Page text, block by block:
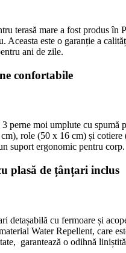
terasă mare a fost produs în
Aceasta este o garanție a
ani de zile.
confortabile
perne moi umplute cu spumă
role (50 x 16 cm) și cotiere
suport ergonomic pentru corp.
plasă de țânțari inclus
detașabilă cu fermoare și
Water Repellent, care
garantează o odihnă